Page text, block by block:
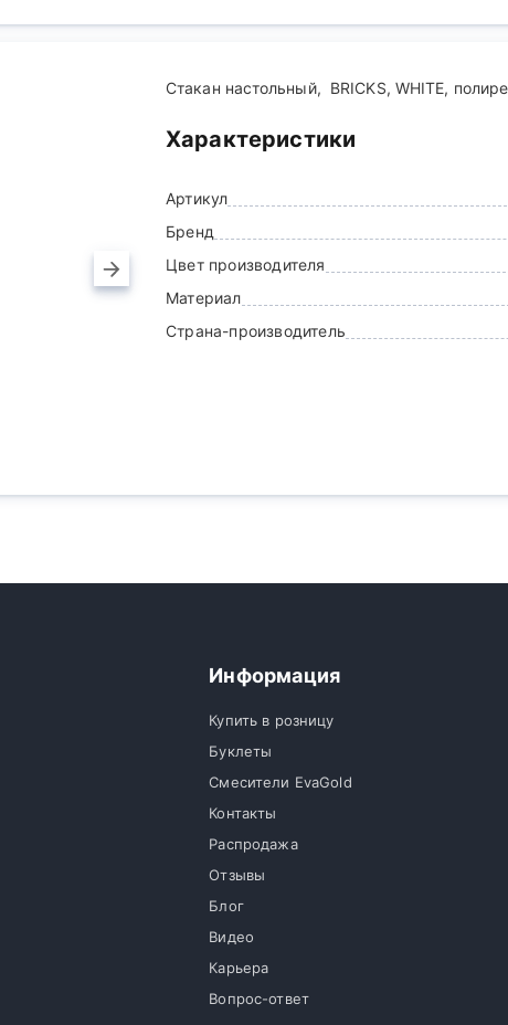
Стакан настольный, BRICKS, WHITE,
Характеристики
Артикул
Бренд
Цвет производителя
Материал
Страна-производитель
Информация
Купить в розницу
Буклеты
Смесители EvaGold
Контакты
Распродажа
Отзывы
Блог
Видео
Карьера
Вопрос-ответ